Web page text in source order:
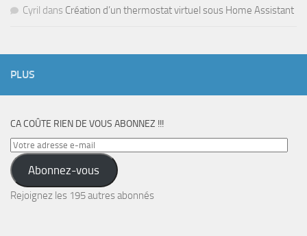
Cyril dans Création d’un thermostat virtuel sous Home Assistant
PLUS
CA COÛTE RIEN DE VOUS ABONNEZ !!!
Votre
adresse
e-
mail
Abonnez-vous
Rejoignez les 195 autres abonnés